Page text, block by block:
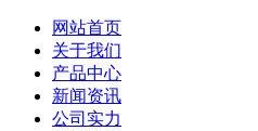
网站首页
关于我们
产品中心
新闻资讯
公司实力